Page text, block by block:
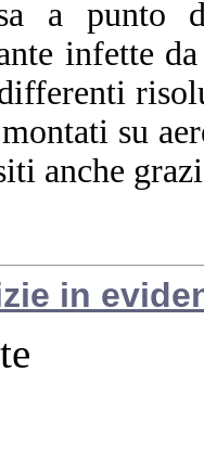
a punto
infette
su
anche
in